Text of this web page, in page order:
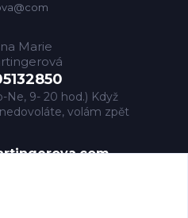
Marie
Ne, 9- 20 hod.) Když
volám zpět